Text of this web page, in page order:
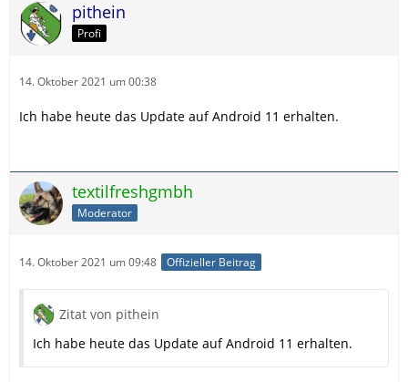
pithein
Profi
14. Oktober 2021 um 00:38
Ich habe heute das Update auf Android 11 erhalten.
textilfreshgmbh
Moderator
14. Oktober 2021 um 09:48 Offizieller Beitrag
Zitat von pithein
Ich habe heute das Update auf Android 11 erhalten.